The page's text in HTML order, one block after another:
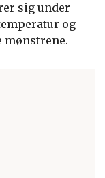
sig under
og
mønstrene.